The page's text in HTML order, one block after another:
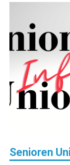
Senioren